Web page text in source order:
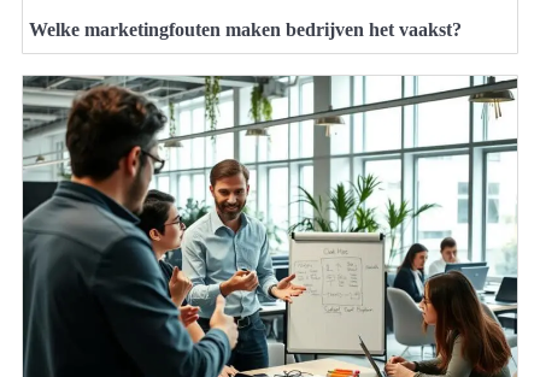
Welke marketingfouten maken bedrijven het vaakst?